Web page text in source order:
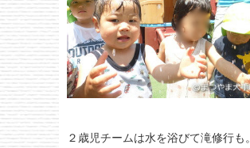
２歳児チームは水を浴びて滝修行も。